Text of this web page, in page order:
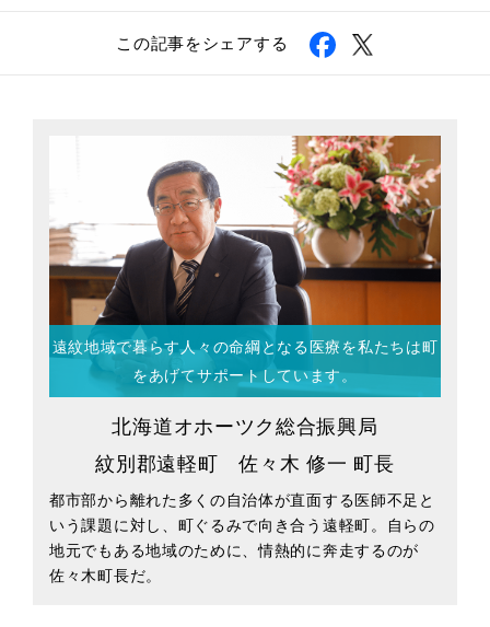
この記事をシェアする
遠紋地域で暮らす人々の命綱となる医療を私たちは町
をあげてサポートしています。
北海道オホーツク総合振興局
紋別郡遠軽町 佐々木 修一 町長
都市部から離れた多くの自治体が直面する医師不足と
いう課題に対し、町ぐるみで向き合う遠軽町。自らの
地元でもある地域のために、情熱的に奔走するのが
佐々木町長だ。